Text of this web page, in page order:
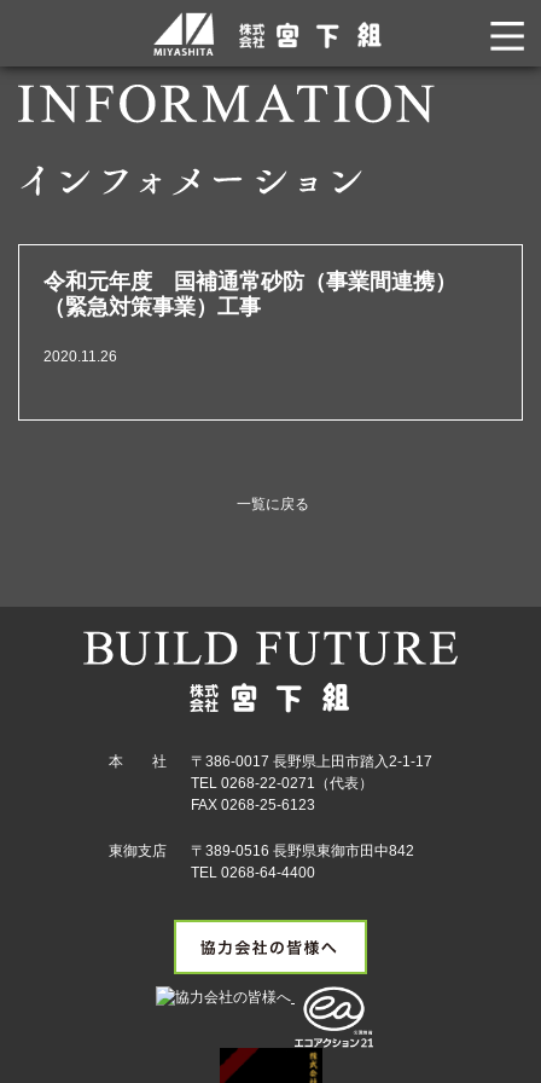
令和元年度 国補通常砂防（事業間連携）
（緊急対策事業）工事
2020.11.26
一覧に戻る
本 社
〒386-0017 長野県上田市踏入2-1-17
TEL 0268-22-0271（代表）
FAX 0268-25-6123
東御支店
〒389-0516 長野県東御市田中842
TEL 0268-64-4400